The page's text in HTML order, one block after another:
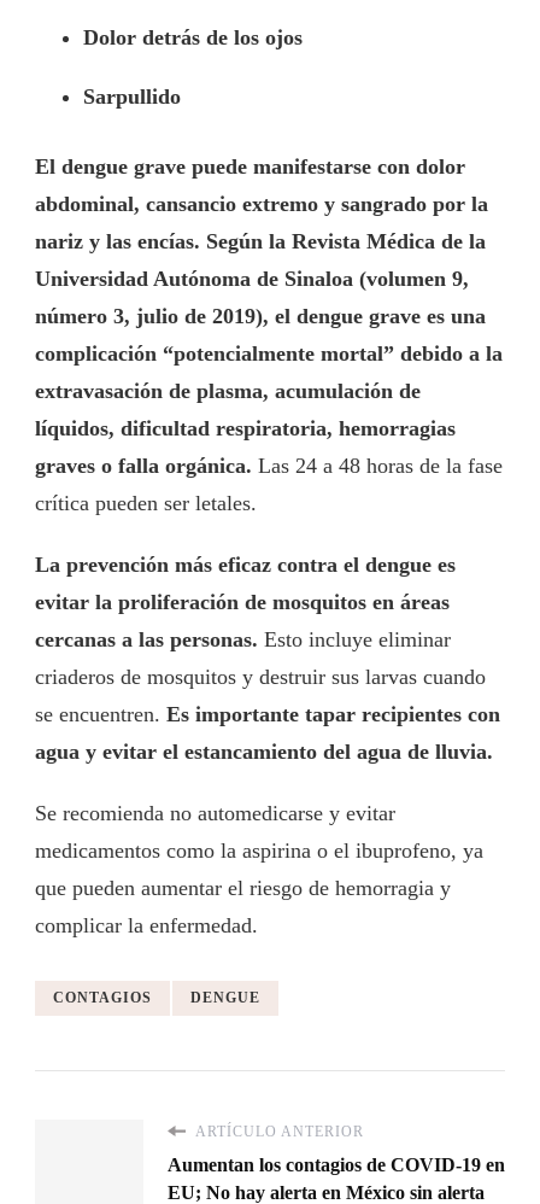
Dolor detrás de los ojos
Sarpullido
El dengue grave puede manifestarse con dolor
abdominal, cansancio extremo y sangrado por la
nariz y las encías. Según la Revista Médica de la
Universidad Autónoma de Sinaloa (volumen 9,
número 3, julio de 2019), el dengue grave es una
complicación “potencialmente mortal” debido a la
extravasación de plasma, acumulación de
líquidos, dificultad respiratoria, hemorragias
graves o falla orgánica. Las 24 a 48 horas de la fase
crítica pueden ser letales.
La prevención más eficaz contra el dengue es
evitar la proliferación de mosquitos en áreas
cercanas a las personas. Esto incluye eliminar
criaderos de mosquitos y destruir sus larvas cuando
se encuentren. Es importante tapar recipientes con
agua y evitar el estancamiento del agua de lluvia.
Se recomienda no automedicarse y evitar
medicamentos como la aspirina o el ibuprofeno, ya
que pueden aumentar el riesgo de hemorragia y
complicar la enfermedad.
CONTAGIOS DENGUE
ARTÍCULO ANTERIOR
Aumentan los contagios de COVID-19 en
EU; No hay alerta en México sin alerta